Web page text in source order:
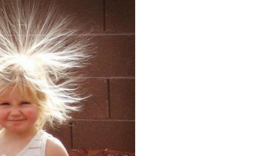
Прически для прямых
Прическа на средние
волосы
Прически с локонами